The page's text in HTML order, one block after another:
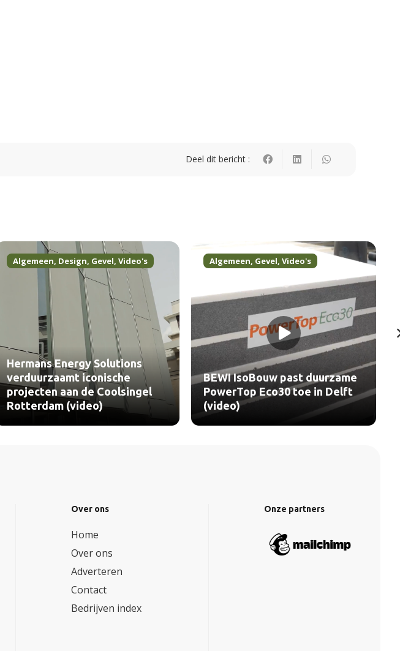
Deel dit bericht :
Algemeen, Design, Gevel,Video's
Hermans Energy Solutions
verduurzaamt iconische
projecten aan de Coolsingel
Rotterdam (video)
Algemeen, Gevel, Video's
BEWI IsoBouw past duurzame
PowerTop Eco30 toe in Delft
(video)
Over ons
Home
Over ons
Adverteren
Contact
Bedrijven index
Onze partners